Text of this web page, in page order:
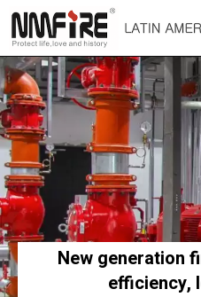
New generation
efficiency,